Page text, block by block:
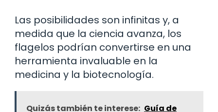
Las posibilidades son infinitas y, a
medida que la ciencia avanza, los
flagelos podrían convertirse en una
herramienta invaluable en la
medicina y la biotecnología.
Quizás también te interese: Guía de